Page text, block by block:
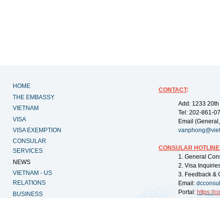
HOME
THE EMBASSY
VIETNAM
VISA
VISA EXEMPTION
CONSULAR
SERVICES
NEWS
VIETNAM - US
RELATIONS
BUSINESS
CONTACT:
Add: 1233
Tel: 202-861-
Email
CONSULAR
1. General
2. Visa
3. Feedback &
Email:
Portal: https://